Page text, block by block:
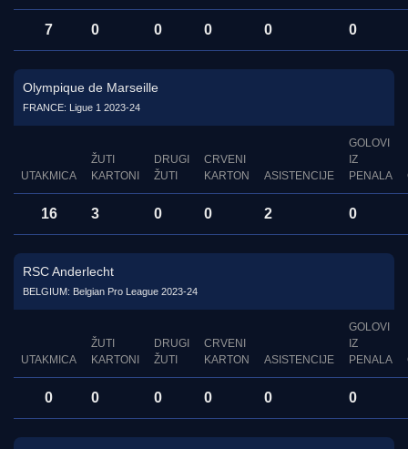
7 0 0 0 0 0
Olympique de Marseille
FRANCE: Ligue 1 2023-24
UTAKMICA
ŽUTI
KARTONI
DRUGI
ŽUTI
CRVENI
KARTON
ASISTENCIJE
GOLOVI
IZ
PENALA
16 3 0 0 2 0
RSC Anderlecht
BELGIUM: Belgian Pro League 2023-24
UTAKMICA
ŽUTI
KARTONI
DRUGI
ŽUTI
CRVENI
KARTON
ASISTENCIJE
GOLOVI
IZ
PENALA
0 0 0 0 0 0